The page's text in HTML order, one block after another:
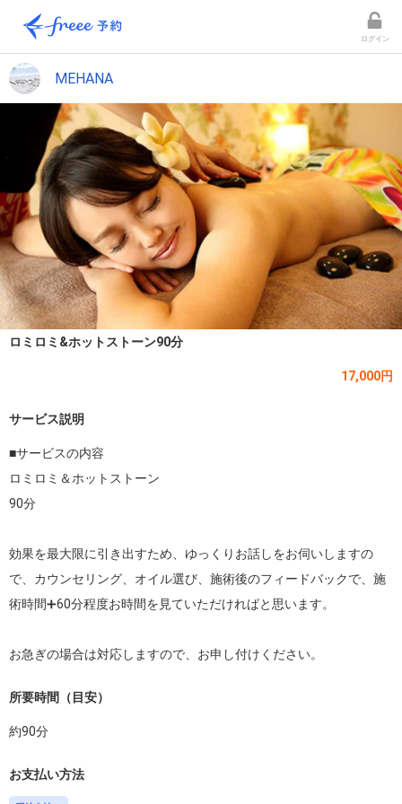
ログイン
MEHANA
ロミロミ&ホットストーン90分
17,000円
サービス説明
■サービスの内容
ロミロミ＆ホットストーン
90分
効果を最大限に引き出すため、ゆっくりお話しをお伺いしますの
で、カウンセリング、オイル選び、施術後のフィードバックで、施
術時間➕60分程度お時間を見ていただければと思います。
お急ぎの場合は対応しますので、お申し付けください。
所要時間（目安）
約90分
お支払い方法